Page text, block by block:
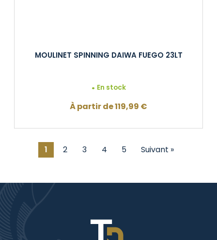
1 2 3 4 5 Suivant »
MOULINET SPINNING DAIWA FUEGO 23LT
En stock
À partir de119,99 €